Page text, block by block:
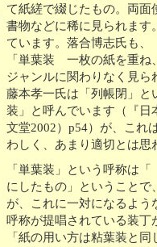
て紙縒で綴じたもの。両面
書物などに稀に見られます
ています。落合博志氏も、
「単葉装 一枚の紙を重ね
ジャンルに関わりなく見
藤本孝一氏は「列帳閉」と
装」と呼んでいます（『日
文堂2002）p54）が、これ
わしく、あまり適切とは思
「単葉装」という呼称は
にしたもの」ということ
が、これに一対になるよ
呼称が提唱されている装
「紙の用い方は粘葉装と